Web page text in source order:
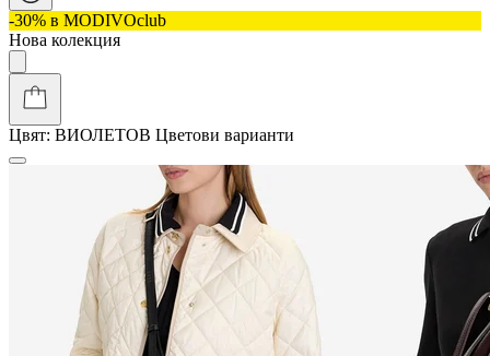
-30% в MODIVOclub
Нова колекция
Цвят: ВИОЛЕТОВ Цветови варианти